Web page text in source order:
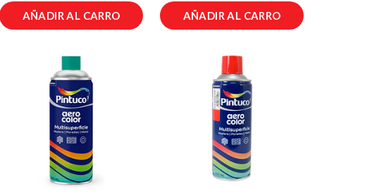
AÑADIR AL CARRO AÑADIR AL CARRO